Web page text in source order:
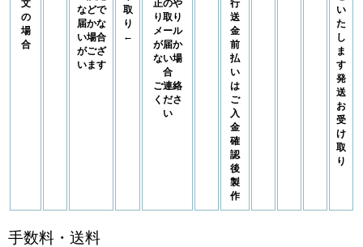
文
の
場
合
などで
届かな
い場合
がござ
います
取
り
←
正のや
り取り
メール
が届か
ない場
合
ご連絡
くださ
い
行
送
金
前
払
い
は
ご
入
金
確
認
後
製
作
い
た
し
ま
す
発
送
お
受
け
取
り
手数料・送料